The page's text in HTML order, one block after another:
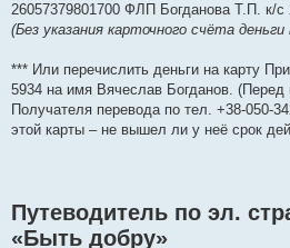
26057379801700 ФЛП Богданова Т.П. к/
(Без указания карточного счёта
*** Или перечислить деньги на карту
5934 на имя Вячеслав Богданов. (Перед
Получателя перевода по тел. +38-050-
этой карты – не вышел ли у неё срок
Путеводитель по эл.
«Быть добру»